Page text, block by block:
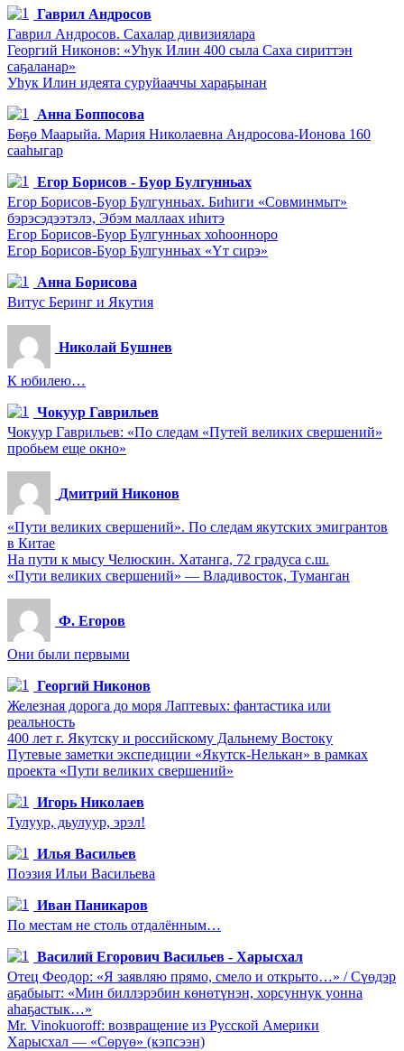
Гаврил Андросов
Гаврил Андросов. Сахалар дивизиялара
Георгий Никонов: «Уһук Илин 400 сыла Саха сириттэн
саҕаланар»
Уһук Илин идеята суруйааччы хараҕынан
Анна Боппосова
Бөҕө Маарыйа. Мария Николаевна Андросова-Ионова 160
сааһыгар
Егор Борисов - Буор Булгунньах
Егор Борисов-Буор Булгунньах. Биһиги «Совминмыт»
бэрэсэдээтэлэ, Эбэм маллаах иһитэ
Егор Борисов-Буор Булгунньах хоһоонноро
Егор Борисов-Буор Булгунньах «Үт сирэ»
Анна Борисова
Витус Беринг и Якутия
Николай Бушнев
К юбилею…
Чокуур Гаврильев
Чокуур Гаврильев: «По следам «Путей великих свершений»
пробьем еще окно»
Дмитрий Никонов
«Пути великих свершений». По следам якутских эмигрантов
в Китае
На пути к мысу Челюскин. Хатанга, 72 градуса с.ш.
«Пути великих свершений» — Владивосток, Туманган
Ф. Егоров
Они были первыми
Георгий Никонов
Железная дорога до моря Лаптевых: фантастика или
реальность
400 лет г. Якутску и российскому Дальнему Востоку
Путевые заметки экспедиции «Якутск-Нелькан» в рамках
проекта «Пути великих свершений»
Игорь Николаев
Тулуур, дьулуур, эрэл!
Илья Васильев
Поэзия Ильи Васильева
Иван Паникаров
По местам не столь отдалённым…
Василий Егорович Васильев - Харысхал
Отец Феодор: «Я заявляю прямо, смело и открыто…» / Сүөдэр
аҕабыыт: «Мин биллэрэбин көнөтүнэн, хорсуннук уонна
аһаҕастык…»
Mr. Vinokuoroff: возвращение из Русской Америки
Харысхал — «Сөрүө» (кэпсээн)